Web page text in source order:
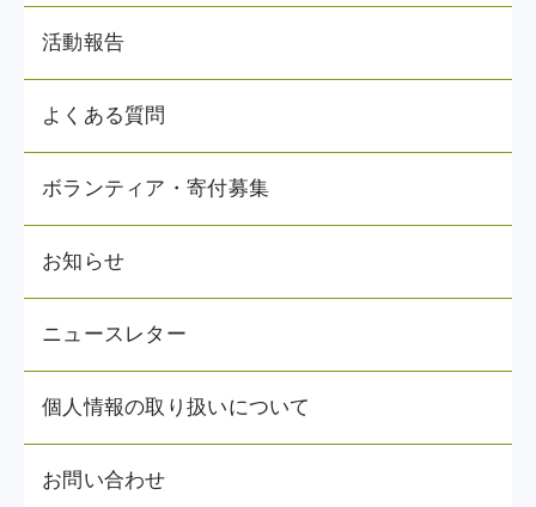
活動報告
よくある質問
ボランティア・寄付募集
お知らせ
ニュースレター
個人情報の取り扱いについて
お問い合わせ